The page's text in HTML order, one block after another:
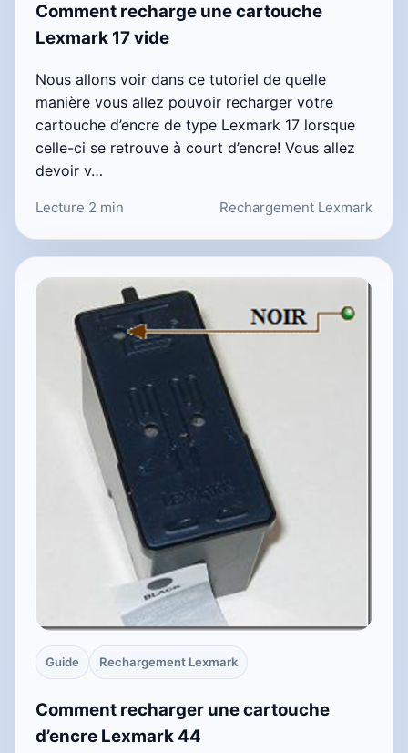
Comment recharge une cartouche
Lexmark 17 vide
Nous allons voir dans ce tutoriel de quelle
manière vous allez pouvoir recharger votre
cartouche d’encre de type Lexmark 17 lorsque
celle-ci se retrouve à court d’encre! Vous allez
devoir v…
Lecture 2 min Rechargement Lexmark
Guide Rechargement Lexmark
Comment recharger une cartouche
d’encre Lexmark 44